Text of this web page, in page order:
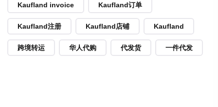
Kaufland invoice Kaufland订单
Kaufland注册 Kaufland店铺 Kaufland
跨境转运 华人代购 代发货 一件代发